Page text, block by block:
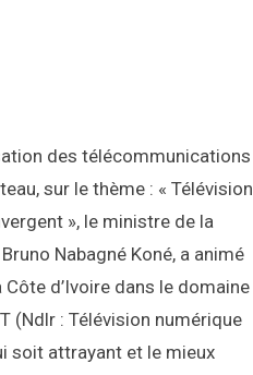
des télécommunications
sur le thème : « Télévision
», le ministre de la
Nabagné Koné, a animé
d’Ivoire dans le domaine
(Ndlr : Télévision numérique
soit attrayant et le mieux